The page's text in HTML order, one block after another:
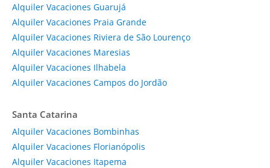
Alquiler Vacaciones Guarujá
Alquiler Vacaciones Praia Grande
Alquiler Vacaciones Riviera de São Lourenço
Alquiler Vacaciones Maresias
Alquiler Vacaciones Ilhabela
Alquiler Vacaciones Campos do Jordão
Santa Catarina
Alquiler Vacaciones Bombinhas
Alquiler Vacaciones Florianópolis
Alquiler Vacaciones Itapema